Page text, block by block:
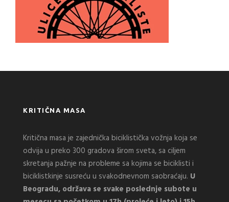
KRITIČNA MASA
Kritična masa je zajednička biciklistička vožnja koja se
odvija u preko 300 gradova širom sveta, sa ciljem
skretanja pažnje na probleme sa kojima se biciklisti i
biciklistkinje susreću u svakodnevnom saobraćaju. U
Beogradu, održava se svake poslednje subote u